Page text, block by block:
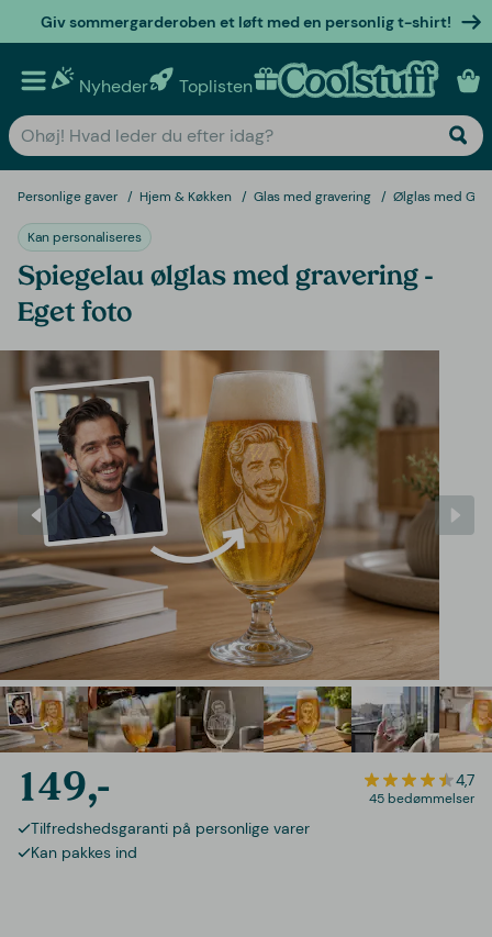
Giv sommergarderoben et løft med en personlig t-shirt!
Nyheder Toplisten Personlige gaver
Personlige gaver Hjem & Køkken Glas med gravering Ølglas med
Kan personaliseres
Spiegelau ølglas med gravering -
Eget foto
149,- 4,7
45 bedømmelser
Tilfredshedsgaranti på personlige varer
Kan pakkes ind